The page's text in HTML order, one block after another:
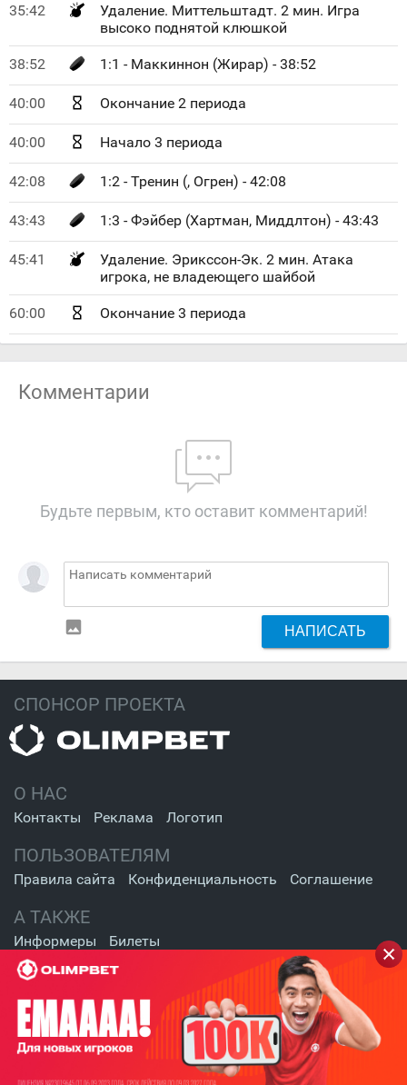
35:42
Удаление. Миттельштадт. 2 мин. Игра
высоко поднятой клюшкой
38:52 1:1 - Маккиннон (Жирар) - 38:52
40:00 Окончание 2 периода
40:00 Начало 3 периода
42:08 1:2 - Тренин (, Огрен) - 42:08
43:43 1:3 - Фэйбер (Хартман, Миддлтон) - 43:43
45:41
Удаление. Эрикссон-Эк. 2 мин. Атака
игрока, не владеющего шайбой
60:00 Окончание 3 периода
Комментарии
Будьте первым, кто оставит комментарий!
insert_photo НАПИСАТЬ
СПОНСОР ПРОЕКТА
О НАС
Контакты Реклама Логотип
ПОЛЬЗОВАТЕЛЯМ
Правила сайта Конфиденциальность Соглашение
А ТАКЖЕ
Информеры Билеты
СОЦИАЛЬНЫЕ СЕТИ